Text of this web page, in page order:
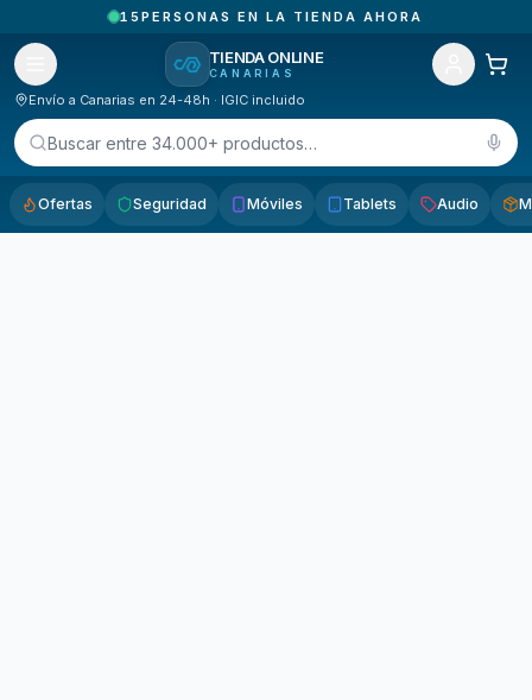
15PERSONAS EN LA TIENDA AHORA
TIENDA ONLINE
CANARIAS
Envío a Canarias en 24-48h · IGIC incluido
Buscar entre 34.000+ productos…
Ofertas Seguridad Móviles Tablets Audio